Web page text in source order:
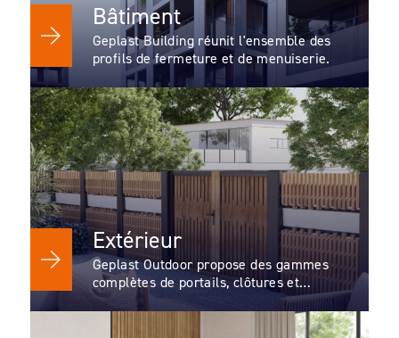
Bâtiment
Geplast Building réunit l'ensemble des
profils de fermeture et de menuiserie.
Extérieur
Geplast Outdoor propose des gammes
complètes de portails, clôtures et
occultants.